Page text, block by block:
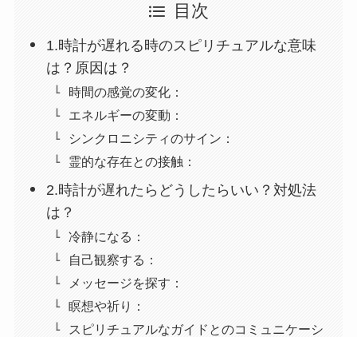
目次
1.時計が遅れる時のスピリチュアルな意味
は？原因は？
時間の感覚の変化：
エネルギーの変動：
シンクロニシティのサイン：
霊的な存在との接触：
2.時計が遅れたらどうしたらいい？対処法
は？
冷静になる：
自己観察する：
メッセージを探す：
瞑想や祈り：
スピリチュアルなガイドとのコミュニケーシ